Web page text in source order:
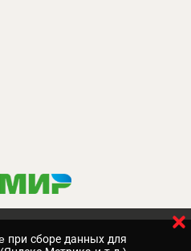
при сборе данных для